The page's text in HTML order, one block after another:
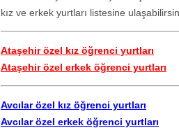
kız ve erkek yurtları listesine
Ataşehir özel kız öğrenci yurtları
Ataşehir özel erkek öğrenci yurtları
Avcılar özel kız öğrenci yurtları
Avcılar özel erkek öğrenci yurtları